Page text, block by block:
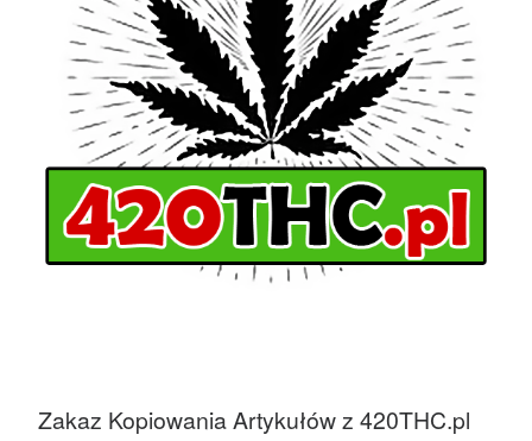
Zakaz Kopiowania Artykułów z 420THC.pl